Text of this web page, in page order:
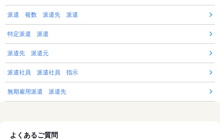
派遣 複数 派遣先 派遣
特定派遣 派遣
派遣先 派遣元
派遣社員 派遣社員 指示
無期雇用派遣 派遣先
よくあるご質問